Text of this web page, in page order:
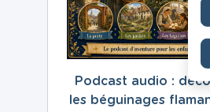
Podcast audio :
les béguinages